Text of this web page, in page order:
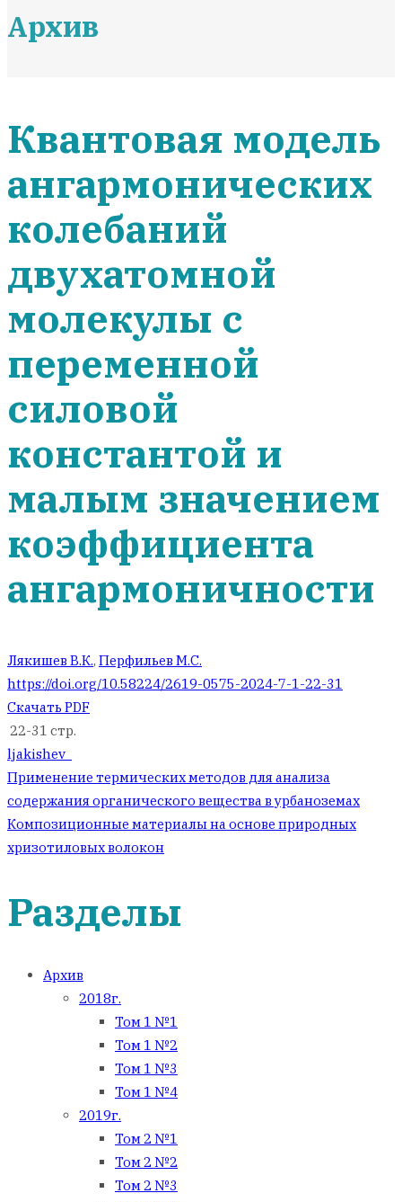
Архив
Квантовая модель
ангармонических
колебаний
двухатомной
молекулы с
переменной
силовой
константой и
малым значением
коэффициента
ангармоничности
Лякишев В.К., Перфильев М.С.
https://doi.org/10.58224/2619-0575-2024-7-1-22-31
Скачать PDF
22-31 стр.
ljakishev_
Навигация
по
записям
Применение термических методов для анализа
содержания органического вещества в урбаноземах
Композиционные материалы на основе природных
хризотиловых волокон
Разделы
Архив
2018г.
Том 1 №1
Том 1 №2
Том 1 №3
Том 1 №4
2019г.
Том 2 №1
Том 2 №2
Том 2 №3